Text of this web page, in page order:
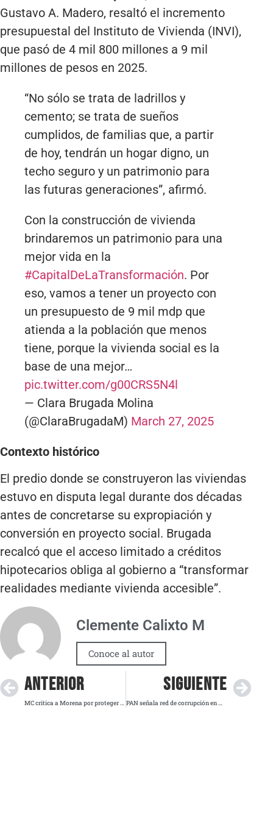
Gustavo A. Madero, resaltó el incremento
presupuestal del Instituto de Vivienda (INVI),
que pasó de 4 mil 800 millones a 9 mil
millones de pesos en 2025.
“No sólo se trata de ladrillos y
cemento; se trata de sueños
cumplidos, de familias que, a partir
de hoy, tendrán un hogar digno, un
techo seguro y un patrimonio para
las futuras generaciones”, afirmó.
Con la construcción de vivienda
brindaremos un patrimonio para una
mejor vida en la
#CapitalDeLaTransformación. Por
eso, vamos a tener un proyecto con
un presupuesto de 9 mil mdp que
atienda a la población que menos
tiene, porque la vivienda social es la
base de una mejor…
pic.twitter.com/g00CRS5N4l
— Clara Brugada Molina
(@ClaraBrugadaM) March 27, 2025
Contexto histórico
El predio donde se construyeron las viviendas
estuvo en disputa legal durante dos décadas
antes de concretarse su expropiación y
conversión en proyecto social. Brugada
recalcó que el acceso limitado a créditos
hipotecarios obliga al gobierno a “transformar
realidades mediante vivienda accesible”.
Clemente Calixto M
Conoce al autor
ANTERIOR
MC critica a Morena por proteger a Cuauhtémoc Blanco y exige escuchar a presunta víctima en San Lázaro
SIGUIENTE
PAN señala red de corrupción en Morena y anuncia denuncias ante autoridades federales